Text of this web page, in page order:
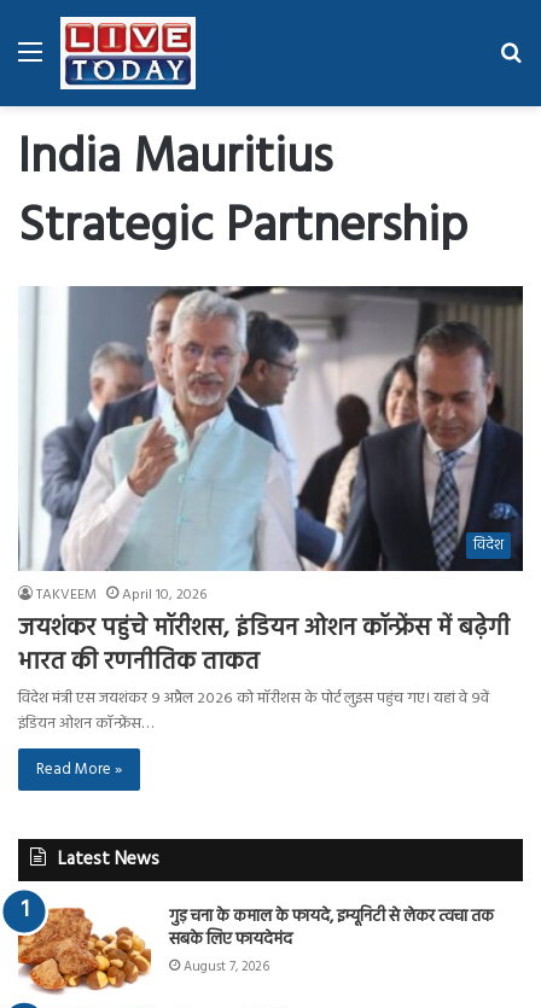
Menu
India Mauritius
Strategic Partnership
विदेश
TAKVEEM April 10, 2026
जयशंकर पहुंचे मॉरीशस, इंडियन ओशन कॉन्फ्रेंस में बढ़ेगी
भारत की रणनीतिक ताकत
विदेश मंत्री एस जयशंकर ९ अप्रैल २०२६ को मॉरीशस के पोर्ट लुइस पहुंच गए। यहां वे ९वें
इंडियन ओशन कॉन्फ्रेंस…
Read More »
Latest News
गुड़ चना के कमाल के फायदे, इम्यूनिटी से लेकर त्वचा तक
सबके लिए फायदेमंद
August 7, 2026